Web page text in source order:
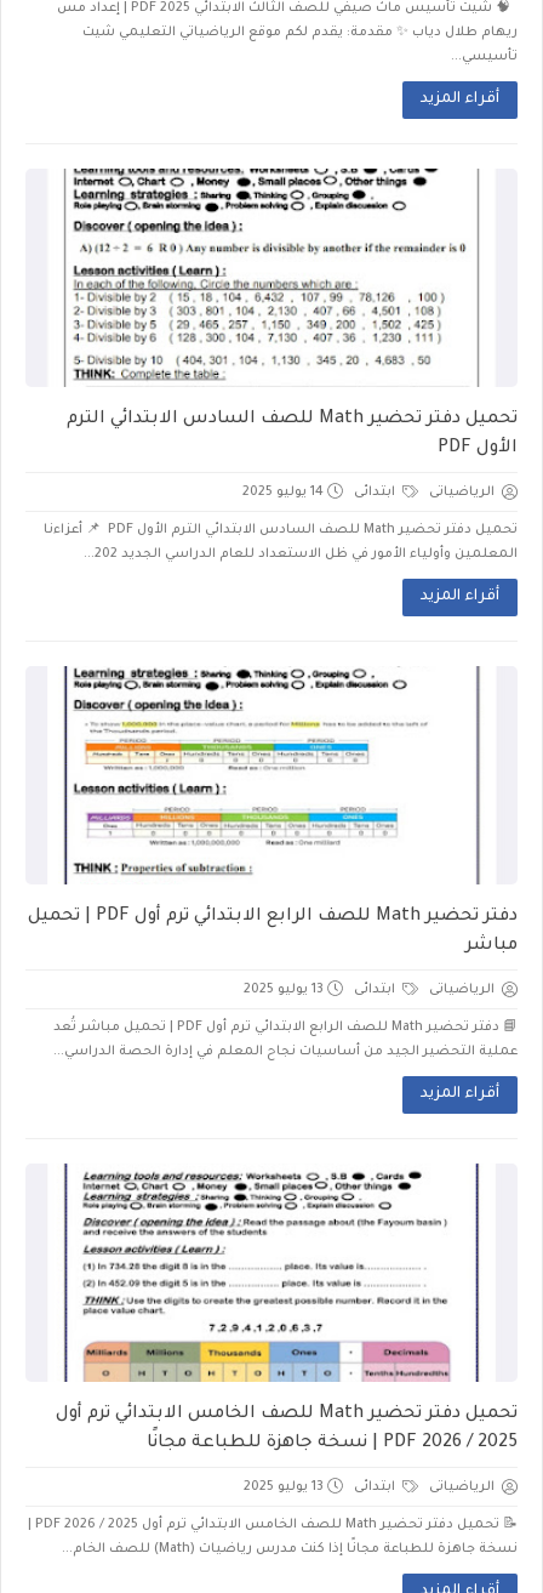
🧠 شيت تأسيس ماث صيفي للصف الثالث الابتدائي 2025 PDF | إعداد مس
ريهام طلال دياب ✨ مقدمة: يقدم لكم موقع الرياضياتي التعليمي شيت
تأسيسي...
أقراء المزيد
تحميل دفتر تحضير Math للصف السادس الابتدائي الترم
الأول PDF
الرياضياتى ابتدائى 14 يوليو 2025
تحميل دفتر تحضير Math للصف السادس الابتدائي الترم الأول PDF 📌 أعزاءنا
المعلمين وأولياء الأمور في ظل الاستعداد للعام الدراسي الجديد 202...
أقراء المزيد
دفتر تحضير Math للصف الرابع الابتدائي ترم أول PDF | تحميل
مباشر
الرياضياتى ابتدائى 13 يوليو 2025
📘 دفتر تحضير Math للصف الرابع الابتدائي ترم أول PDF | تحميل مباشر تُعد
عملية التحضير الجيد من أساسيات نجاح المعلم في إدارة الحصة الدراسي...
أقراء المزيد
تحميل دفتر تحضير Math للصف الخامس الابتدائي ترم أول
2025 / 2026 PDF | نسخة جاهزة للطباعة مجانًا
الرياضياتى ابتدائى 13 يوليو 2025
📝 تحميل دفتر تحضير Math للصف الخامس الابتدائي ترم أول 2025 / 2026 PDF |
نسخة جاهزة للطباعة مجانًا إذا كنت مدرس رياضيات (Math) للصف الخام...